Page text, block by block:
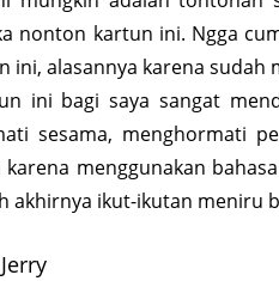
nonton kartun ini. Ngga
ini, alasannya karena sudah
ini bagi saya sangat
sesama, menghormati
karena menggunakan
akhirnya ikut-ikutan meniru